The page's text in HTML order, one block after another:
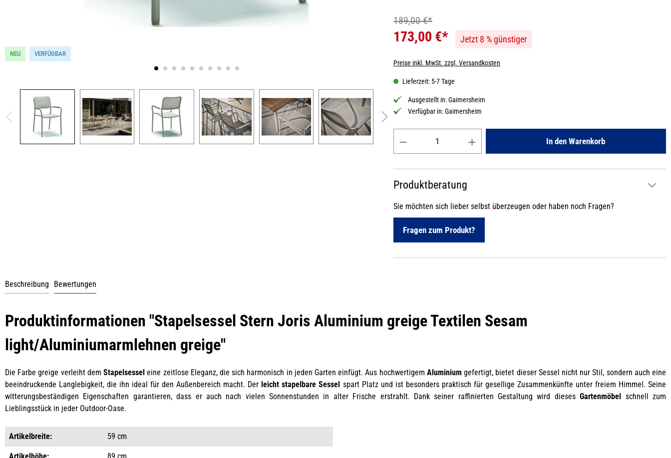
NEU VERFÜGBAR
189,00 €*
173,00 €* Jetzt 8 % günstiger
Preise inkl. MwSt. zzgl. Versandkosten
Lieferzeit: 5-7 Tage
Ausgestellt in:Gaimersheim
Verfügbar in:Gaimersheim
In den Warenkorb
Produktberatung
Sie möchten sich lieber selbst überzeugen oder haben noch Fragen?
Fragen zum Produkt?
Beschreibung Bewertungen
Produktinformationen "Stapelsessel Stern Joris Aluminium greige Textilen Sesam
light/Aluminiumarmlehnen greige"
Die Farbe greige verleiht demStapelsessel eine zeitlose Eleganz, die sich harmonisch in jeden Garten einfügt. Aus hochwertigem Aluminium gefertigt, bietet dieser Sessel nicht nur Stil, sondern auch eine
beeindruckende Langlebigkeit, die ihn ideal für den Außenbereich macht. Der leicht stapelbare Sessel spart Platz und ist besonders praktisch für gesellige Zusammenkünfte unter freiem Himmel. Seine
witterungsbeständigen Eigenschaften garantieren, dass er auch nach vielen Sonnenstunden in alter Frische erstrahlt. Dank seiner raffinierten Gestaltung wird diesesGartenmöbel schnell zum
Lieblingsstück in jeder Outdoor-Oase.
Artikelbreite: 59 cm